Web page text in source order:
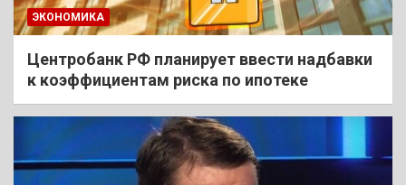
ЭКОНОМИКА
Центробанк РФ планирует ввести надбавки
к коэффициентам риска по ипотеке